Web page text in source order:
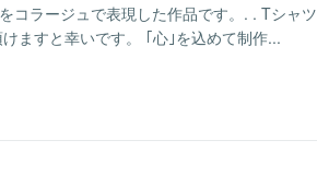
コラージュで表現した作品です。. . Tシャツ
ますと幸いです。 ｢心｣を込めて制作...